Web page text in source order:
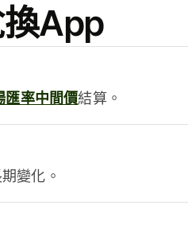
App
匯率中間價結算。
變化。